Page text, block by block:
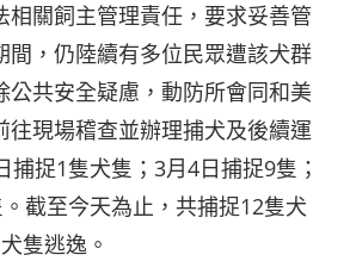
相關飼主管理責任，要求妥善管
間，仍陸續有多位民眾遭該犬群
公共安全疑慮，動防所會同和美
往現場稽查並辦理捕犬及後續運
捕捉1隻犬隻；3月4日捕捉9隻；
截至今天為止，共捕捉12隻犬
隻逃逸。